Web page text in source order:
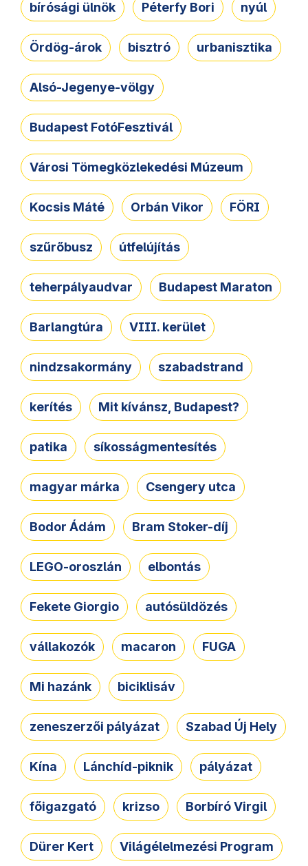
bírósági ülnök Péterfy Bori nyúl
Ördög-árok bisztró urbanisztika
Alsó-Jegenye-völgy
Budapest FotóFesztivál
Városi Tömegközlekedési Múzeum
Kocsis Máté Orbán Vikor FÖRI
szűrőbusz útfelújítás
teherpályaudvar Budapest Maraton
Barlangtúra VIII. kerület
nindzsakormány szabadstrand
kerítés Mit kívánsz, Budapest?
patika síkosságmentesítés
magyar márka Csengery utca
Bodor Ádám Bram Stoker-díj
LEGO-oroszlán elbontás
Fekete Giorgio autósüldözés
vállakozók macaron FUGA
Mi hazánk biciklisáv
zeneszerzői pályázat Szabad Új Hely
Kína Lánchíd-piknik pályázat
főigazgató krizso Borbíró Virgil
Dürer Kert Világélelmezési Program